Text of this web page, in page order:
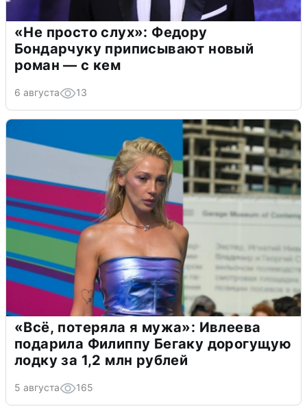
«Не просто слух»: Федору
Бондарчуку приписывают новый
роман — с кем
6 августа 13
«Всё, потеряла я мужа»: Ивлеева
подарила Филиппу Бегаку дорогущую
лодку за 1,2 млн рублей
5 августа 165